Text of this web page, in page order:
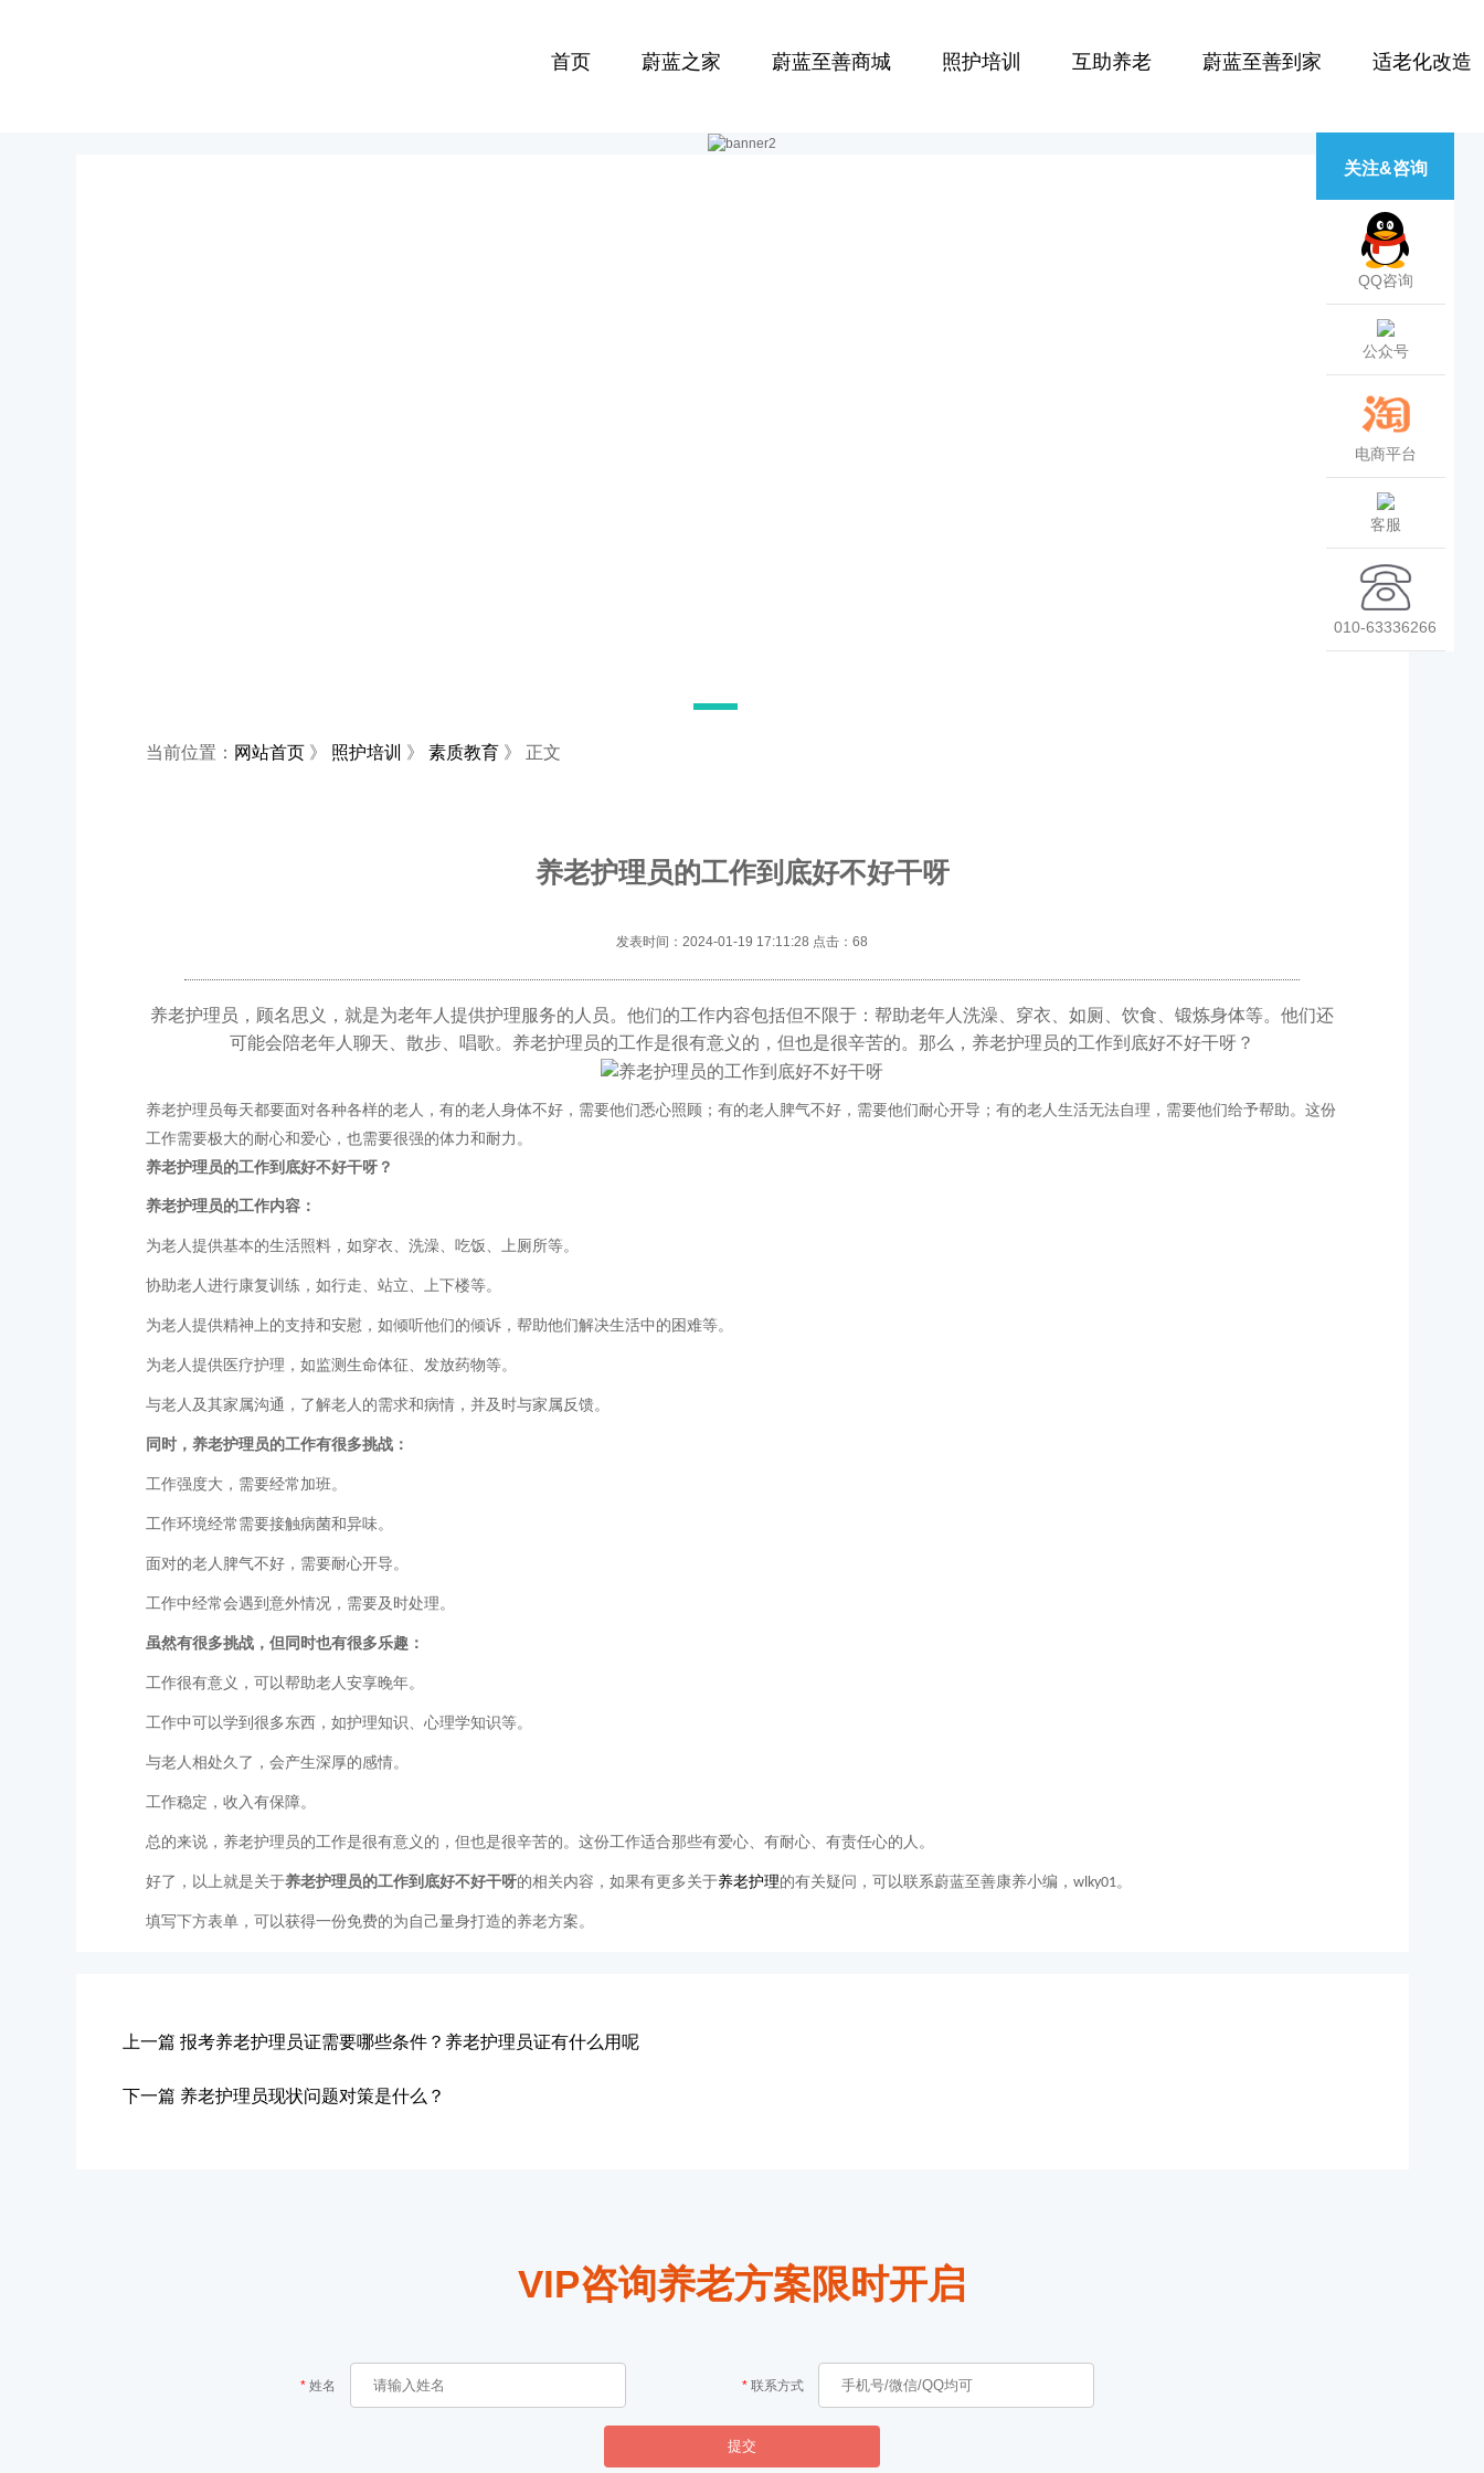
首页 蔚蓝之家 蔚蓝至善商城 照护培训 互助养老 蔚蓝至善到家 适老化改造
当前位置： 网站首页 》 照护培训 》 素质教育 》 正文
养老护理员的工作到底好不好干呀
发表时间：2024-01-19 17:11:28 点击： 68
养老护理员，顾名思义，就是为老年人提供护理服务的人员。他们的工作内容包括但不限于：帮助老年人洗澡、穿衣、如厕、饮食、锻炼身体等。他们还
可能会陪老年人聊天、散步、唱歌。养老护理员的工作是很有意义的，但也是很辛苦的。 那么， 养老护理员的工作到底好不好干呀 ？
养老护理员每天都要面对各种各样的老人，有的老人身体不好，需要他们悉心照顾；有的老人脾气不好，需要他们耐心开导；有的老人生活无法自理，需要他们给予帮助。这份
工作需要极大的耐心和爱心，也需要很强的体力和耐力。
养老护理员的工作到底好不好干呀 ？
养老护理员的工作内容：
为老人提供基本的生活照料，如穿衣、洗澡、吃饭、上厕所等。
协助老人进行康复训练，如行走、站立、上下楼等。
为老人提供精神上的支持和安慰，如倾听他们的倾诉，帮助他们解决生活中的困难等。
为老人提供医疗护理，如监测生命体征、发放药物等。
与老人及其家属沟通，了解老人的需求和病情，并及时与家属反馈。
同时， 养老护理员的工作有很多挑战 ：
工作强度大，需要经常加班。
工作环境经常需要接触病菌和异味。
面对的老人脾气不好，需要耐心开导。
工作中经常会遇到意外情况，需要及时处理。
虽然有很多挑战，但同时也有很多乐趣：
工作很有意义，可以帮助老人安享晚年。
工作中可以学到很多东西，如护理知识、心理学知识等。
与老人相处久了，会产生深厚的感情。
工作稳定，收入有保障。
总的来说，养老护理员的工作是很有意义的，但也是很辛苦的。这份工作适合那些有爱心、有耐心、有责任心的人。
好了，以上就是关于养老护理员的工作到底好不好干呀的相关内容，如果有更多关于养老护理的有关疑问，可以联系蔚蓝至善康养小编， wlky01。
填写下方表单，可以获得一份免费的为自己量身打造的养老方案。
上一篇 报考养老护理员证需要哪些条件？养老护理员证有什么用呢
下一篇 养老护理员现状问题对策是什么？
VIP咨询养老方案限时开启
姓名 联系方式
提交
关注&咨询
QQ咨询
公众号
电商平台
客服
010-63336266